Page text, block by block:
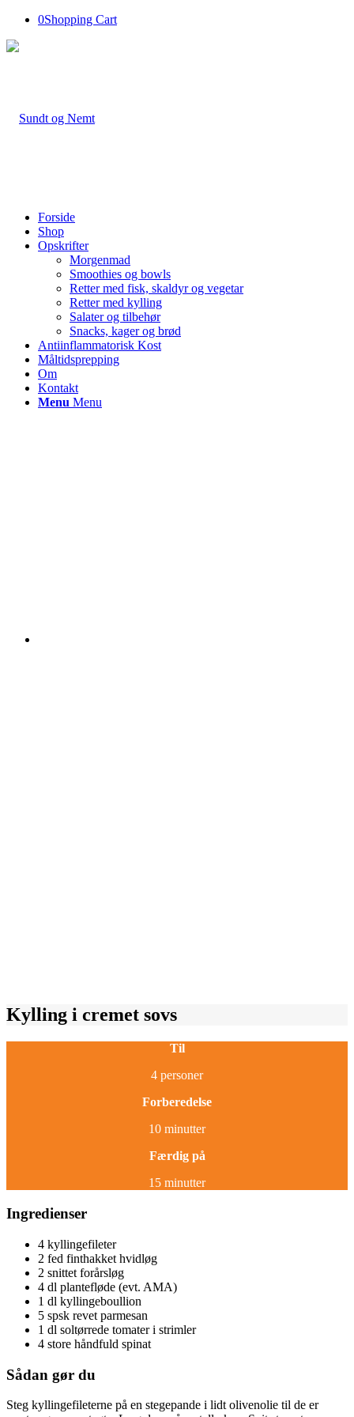
0Shopping Cart
Forside
Shop
Opskrifter
Morgenmad
Smoothies og bowls
Retter med fisk, skaldyr og vegetar
Retter med kylling
Salater og tilbehør
Snacks, kager og brød
Antiinflammatorisk Kost
Måltidsprepping
Om
Kontakt
Menu Menu
Kylling i cremet sovs
Til
4 personer
Forberedelse
10 minutter
Færdig på
15 minutter
Ingredienser
4 kyllingefileter
2 fed finthakket hvidløg
2 snittet forårsløg
4 dl plantefløde (evt. AMA)
1 dl kyllingeboullion
5 spsk revet parmesan
1 dl soltørrede tomater i strimler
4 store håndfuld spinat
Sådan gør du
Steg kyllingefileterne på en stegepande i lidt olivenolie til de er